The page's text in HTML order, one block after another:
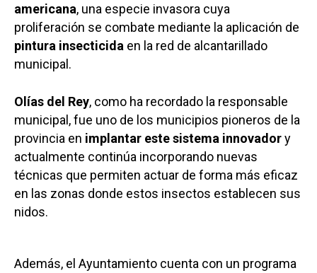
americana, una especie invasora cuya
proliferación se combate mediante la aplicación de
pintura insecticida en la red de alcantarillado
municipal.
Olías del Rey, como ha recordado la responsable
municipal, fue uno de los municipios pioneros de la
provincia en implantar este sistema innovadory
actualmente continúa incorporando nuevas
técnicas que permiten actuar de forma más eficaz
en las zonas donde estos insectos establecen sus
nidos.
Además, el Ayuntamiento cuenta con un programa